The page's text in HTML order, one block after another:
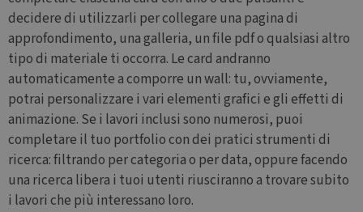
decidere di utilizzarli per collegare una pagina di
approfondimento, una galleria, un file pdf o qualsiasi altro
tipo di materiale ti occorra. Le card andranno
automaticamente a comporre un wall: tu, ovviamente,
potrai personalizzare i vari elementi grafici e gli effetti di
animazione. Se i lavori inclusi sono numerosi, puoi
completare il tuo portfolio con dei pratici strumenti di
ricerca: filtrando per categoria o per data, oppure facendo
una ricerca libera i tuoi utenti riusciranno a trovare subito
i lavori che più interessano loro.